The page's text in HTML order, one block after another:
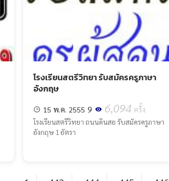
โรงเรียนสตรีวิทยา รับสมัครครูภาษา
อังกฤษ
15 พ.ค. 2555 9 6,094 ครั้ง
โรงเรียนสตรีวิทยา ถนนดินสอ รับสมัครครูภาษา
อังกฤษ 1 อัตรา